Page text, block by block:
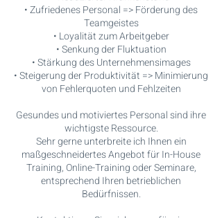
• Zufriedenes Personal => Förderung des
Teamgeistes
• Loyalität zum Arbeitgeber
• Senkung der Fluktuation
• Stärkung des Unternehmensimages
• Steigerung der Produktivität => Minimierung
von Fehlerquoten und Fehlzeiten
Gesundes und motiviertes Personal sind ihre
wichtigste Ressource.
Sehr gerne unterbreite ich Ihnen ein
maßgeschneidertes Angebot für In-House
Training, Online-Training oder Seminare,
entsprechend Ihren betrieblichen
Bedürfnissen.